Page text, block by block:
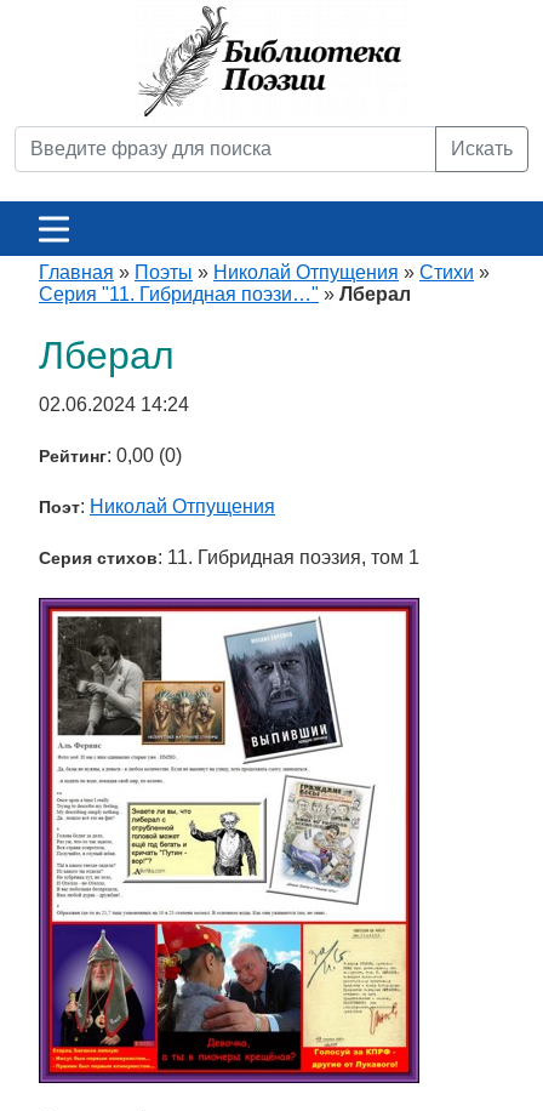
Искать
Главная » Поэты » Николай Отпущения » Стихи »
Серия "11. Гибридная поэзи…" » Лберал
Лберал
02.06.2024 14:24
Рейтинг: 0,00 (0)
Поэт: Николай Отпущения
Серия стихов: 11. Гибридная поэзия, том 1